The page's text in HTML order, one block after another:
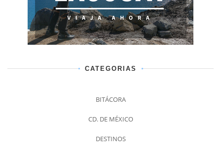
CATEGORIAS
BITÁCORA
CD. DE MÉXICO
DESTINOS